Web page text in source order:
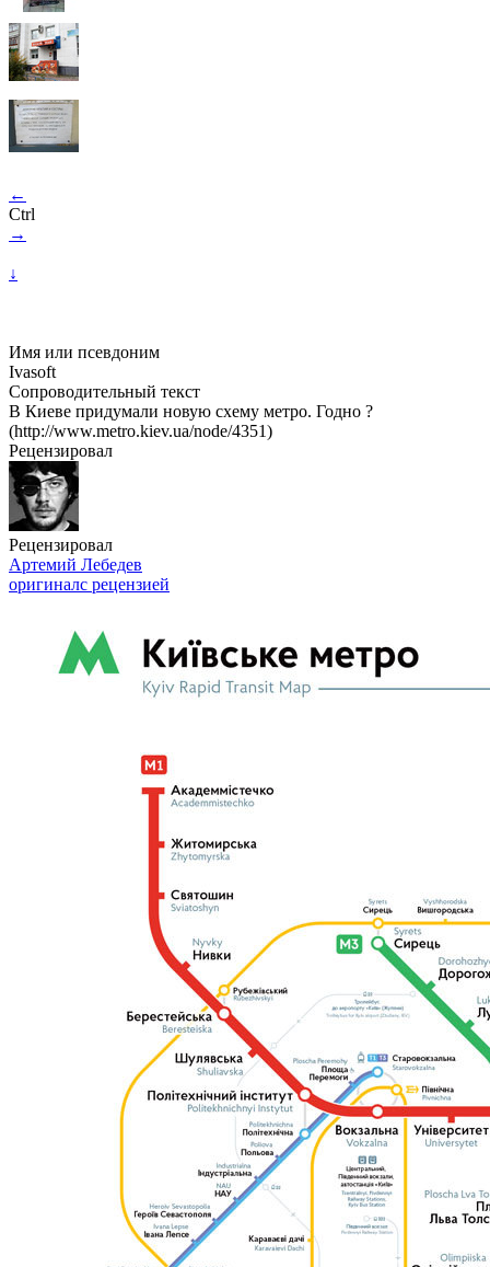
←
Ctrl
→
↓
Имя или псевдоним
Ivasoft
Сопроводительный текст
В Киеве придумали новую схему метро. Годно ?
(http://www.metro.kiev.ua/node/4351)
Рецензировал
Рецензировал
Артемий Лебедев
оригиналс рецензией